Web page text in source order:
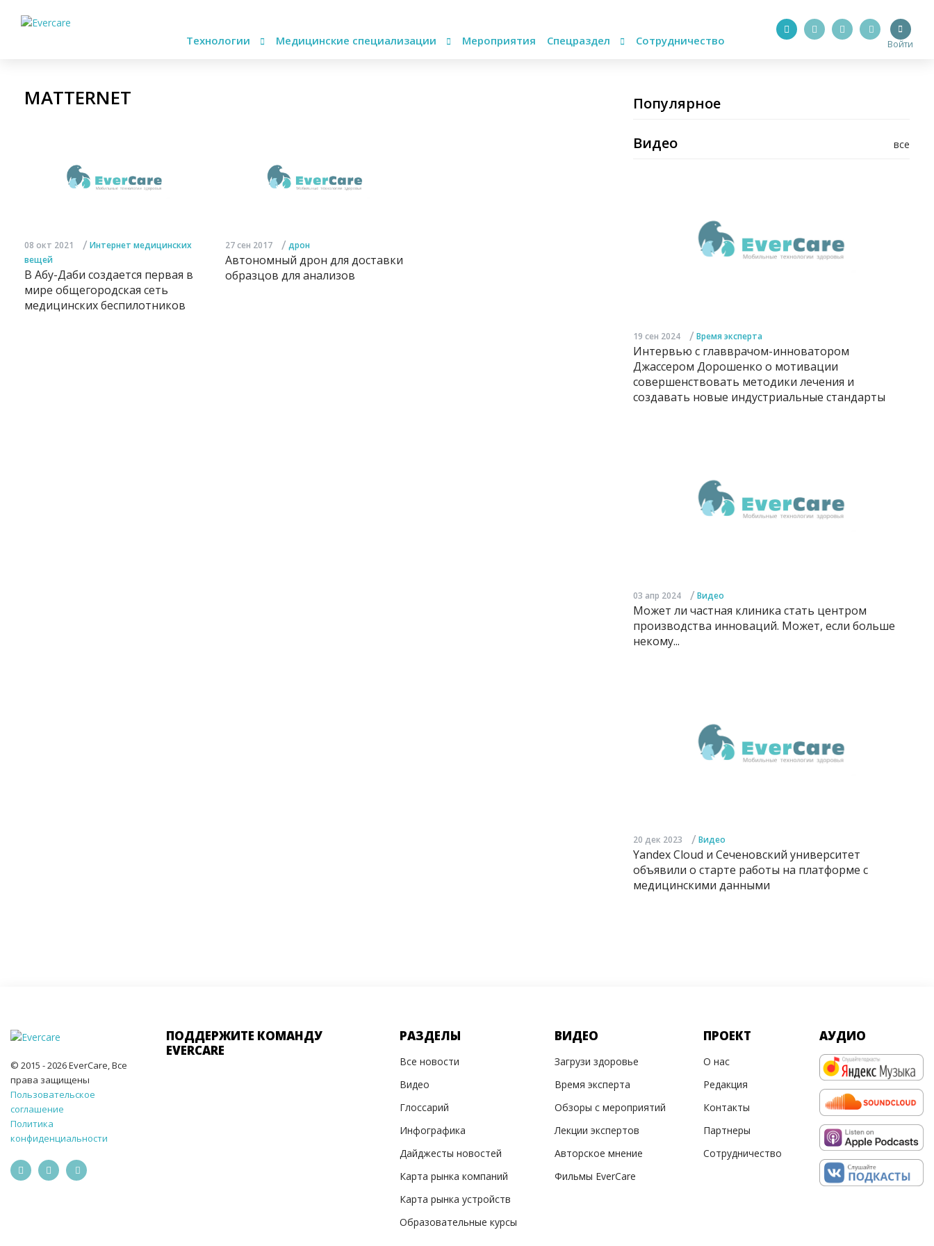
Технологии Медицинские специализации Мероприятия Спецраздел Сотрудничество Войти
MATTERNET
08 окт 2021 / Интернет медицинских
вещей
В Абу-Даби создается первая в
мире общегородская сеть
медицинских беспилотников
27 сен 2017 / дрон
Автономный дрон для доставки
образцов для анализов
Популярное
все
Видео
19 сен 2024 / Время эксперта
Интервью с главврачом-инноватором
Джассером Дорошенко о мотивации
совершенствовать методики лечения и
создавать новые индустриальные стандарты
03 апр 2024 / Видео
Может ли частная клиника стать центром
производства инноваций. Может, если больше
некому...
20 дек 2023 / Видео
Yandex Cloud и Сеченовский университет
объявили о старте работы на платформе с
медицинскими данными
© 2015 - 2026 EverCare, Все
права защищены
Пользовательское
соглашение
Политика
конфиденциальности
ПОДДЕРЖИТЕ КОМАНДУ
EVERCARE
РАЗДЕЛЫ
Все новости
Видео
Глоссарий
Инфографика
Дайджесты новостей
Карта рынка компаний
Карта рынка устройств
Образовательные курсы
ВИДЕО
Загрузи здоровье
Время эксперта
Обзоры с мероприятий
Лекции экспертов
Авторское мнение
Фильмы EverCare
ПРОЕКТ
О нас
Редакция
Контакты
Партнеры
Сотрудничество
АУДИО